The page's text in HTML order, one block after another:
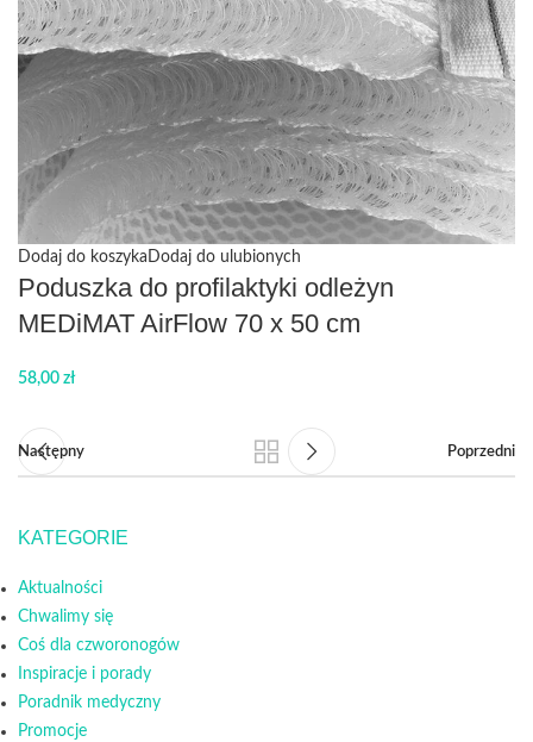
Dodaj do koszyka Dodaj do ulubionych
Poduszka do profilaktyki odleżyn
MEDiMAT AirFlow 70 x 50 cm
58,00 zł
Następny Poprzedni
KATEGORIE
Aktualności
Chwalimy się
Coś dla czworonogów
Inspiracje i porady
Poradnik medyczny
Promocje